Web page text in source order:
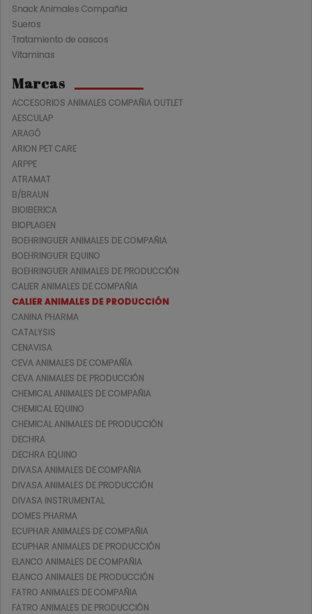
Snack Animales Compañia
Sueros
Tratamiento de cascos
Vitaminas
Marcas
ACCESORIOS ANIMALES COMPAÑIA OUTLET
AESCULAP
ARAGÓ
ARION PET CARE
ARPPE
ATRAMAT
B/BRAUN
BIOIBERICA
BIOPLAGEN
BOEHRINGUER ANIMALES DE COMPAÑIA
BOEHRINGUER EQUINO
BOEHRINGUER ANIMALES DE PRODUCCIÓN
CALIER ANIMALES DE COMPAÑIA
CALIER ANIMALES DE PRODUCCIÓN
CANINA PHARMA
CATALYSIS
CENAVISA
CEVA ANIMALES DE COMPAÑÍA
CEVA ANIMALES DE PRODUCCIÓN
CHEMICAL ANIMALES DE COMPAÑIA
CHEMICAL EQUINO
CHEMICAL ANIMALES DE PRODUCCIÓN
DECHRA
DECHRA EQUINO
DIVASA ANIMALES DE COMPAÑIA
DIVASA ANIMALES DE PRODUCCIÓN
DIVASA INSTRUMENTAL
DOMES PHARMA
ECUPHAR ANIMALES DE COMPAÑIA
ECUPHAR ANIMALES DE PRODUCCIÓN
ELANCO ANIMALES DE COMPAÑIA
ELANCO ANIMALES DE PRODUCCIÓN
FATRO ANIMALES DE COMPAÑIA
FATRO ANIMALES DE PRODUCCIÓN